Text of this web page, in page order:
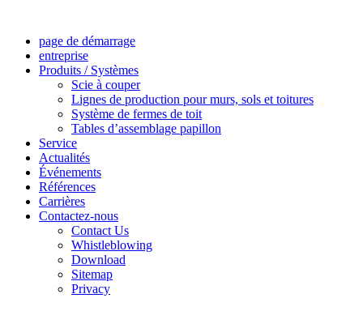
page de démarrage
entreprise
Produits / Systèmes
Scie à couper
Lignes de production pour murs, sols et toitures
Système de fermes de toit
Tables d’assemblage papillon
Service
Actualités
Événements
Références
Carrières
Contactez-nous
Contact Us
Whistleblowing
Download
Sitemap
Privacy